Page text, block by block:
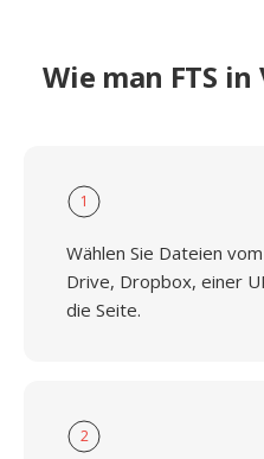
Wie man FTS
1
Wählen Sie Dateien
Drive, Dropbox, einer
die Seite.
2